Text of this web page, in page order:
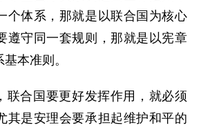
个体系，那就是以联合国为核心
遵守同一套规则，那就是以宪章
本准则。
联合国要更好发挥作用，就必须
其是安理会要承担起维护和平的